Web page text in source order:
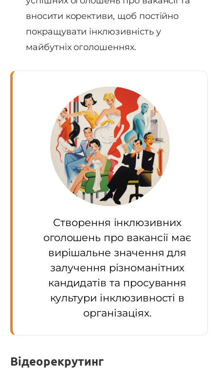
вносити корективи, щоб постійно
покращувати інклюзивність у
майбутніх оголошеннях.
Створення інклюзивних
оголошень про вакансії має
вирішальне значення для
залучення різноманітних
кандидатів та просування
культури інклюзивності в
організаціях.
Відеорекрутинг